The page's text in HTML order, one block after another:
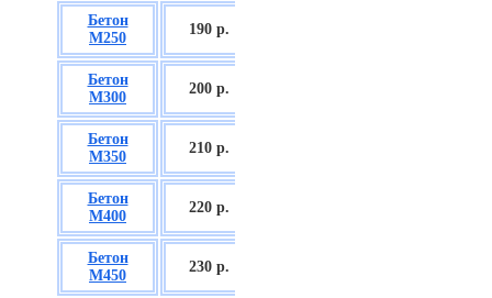
Бетон
М250
190 р.
Бетон
М300
200 р.
Бетон
М350
210 р.
Бетон
М400
220 р.
Бетон
М450
230 р.